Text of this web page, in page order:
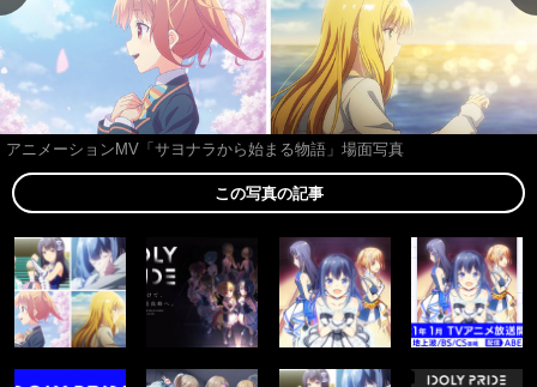
アニメーションMV「サヨナラから始まる物語」場面写真
この写真の記事